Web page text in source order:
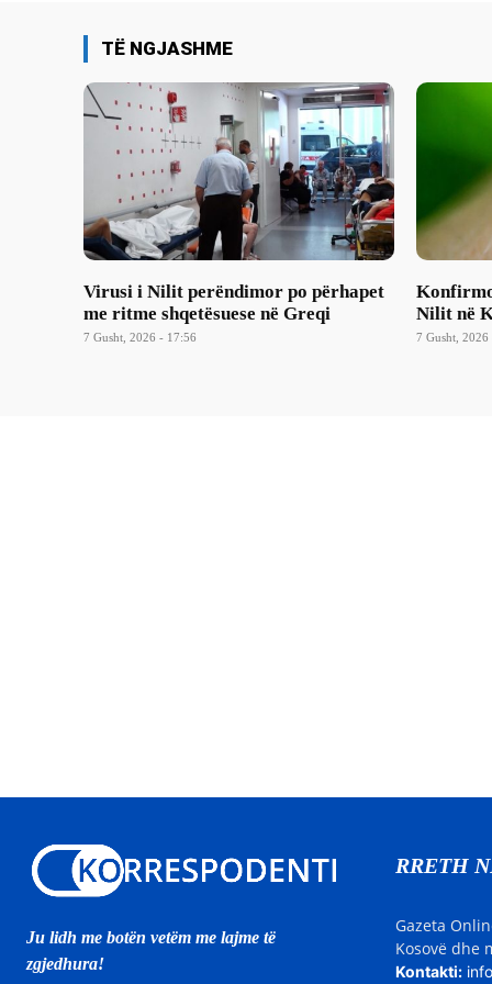
TË NGJASHME
Virusi i Nilit perëndimor po përhapet
me ritme shqetësuese në Greqi
7 Gusht, 2026 - 17:56
Nilit në
7 Gusht, 2026
Ju lidh me botën vetëm me lajme të
zgjedhura!
RRETH
Gazeta
Kosovë dhe
Kontakti: